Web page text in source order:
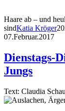
Haare ab – und
sindKatia Kröger
07.Februar.2017
Dienstags-
Jungs
Text: Claudia